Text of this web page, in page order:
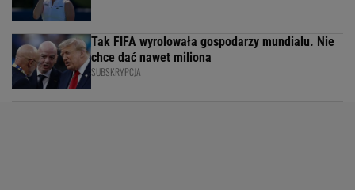
Tak FIFA wyrolowała gospodarzy mundialu. Nie
chce dać nawet miliona
SUBSKRYPCJA